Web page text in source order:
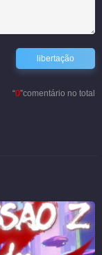
“0”comentário no total